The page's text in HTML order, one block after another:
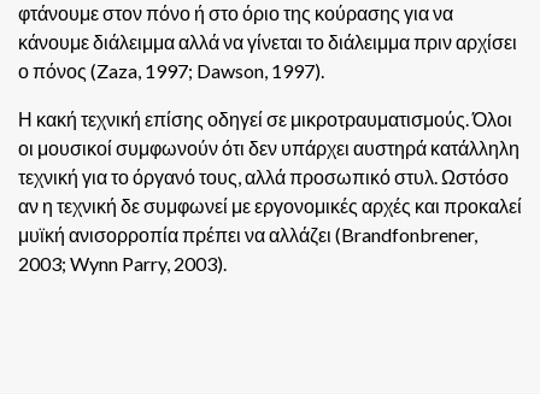
φτάνουμε στον πόνο ή στο όριο της κούρασης για να
κάνουμε διάλειμμα αλλά να γίνεται το διάλειμμα πριν αρχίσει
ο πόνος (Zaza, 1997; Dawson, 1997).
Η κακή τεχνική επίσης οδηγεί σε μικροτραυματισμούς. Όλοι
οι μουσικοί συμφωνούν ότι δεν υπάρχει αυστηρά κατάλληλη
τεχνική για το όργανό τους, αλλά προσωπικό στυλ. Ωστόσο
αν η τεχνική δε συμφωνεί με εργονομικές αρχές και προκαλεί
μυϊκή ανισορροπία πρέπει να αλλάζει (Brandfonbrener,
2003; Wynn Parry, 2003).